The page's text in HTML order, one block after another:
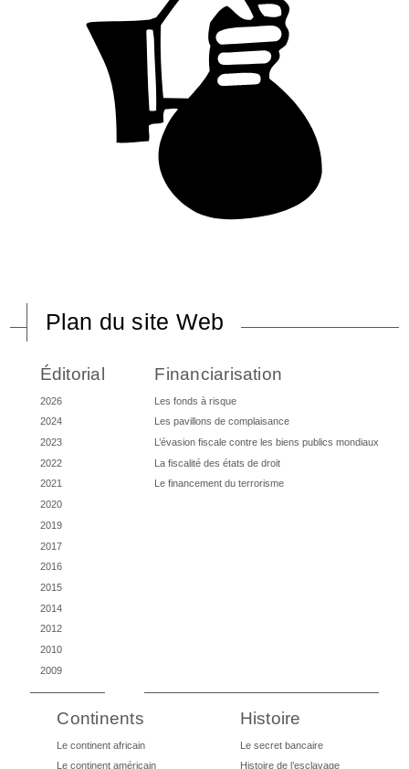
Plan du site Web
Éditorial
2026
2024
2023
2022
2021
2020
2019
2017
2016
2015
2014
2012
2010
2009
Financiarisation
Les fonds à risque
Les pavillons de complaisance
L’évasion fiscale contre les biens publics mondiaux
La fiscalité des états de droit
Le financement du terrorisme
Continents
Le continent africain
Le continent américain
Histoire
Le secret bancaire
Histoire de l’esclavage